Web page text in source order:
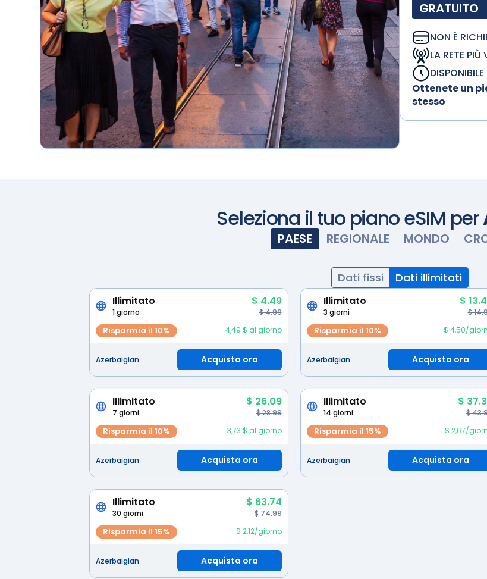
terraferma e il
mare
GRATUITO
NON È
LA RETE PIÙ
Ottenete un
stesso
Seleziona il tuo piano eSIM per
PAESE REGIONALE MONDO
Dati fissi Dati illimitati
Illimitato $ 4.49
1 giorno $ 4.99
Risparmia il 10% 4,49 $ al giorno
Azerbaigian Acquista ora
Illimitato $
3 giorni $
Risparmia il 10% $ 4,50/
Azerbaigian Acquista ora
Illimitato $ 26.09
7 giorni $ 28.99
Risparmia il 10% 3,73 $ al giorno
Azerbaigian Acquista ora
Illimitato $
14 giorni $
Risparmia il 15% $ 2,67/
Azerbaigian Acquista ora
Illimitato $ 63.74
30 giorni $ 74.99
Risparmia il 15% $ 2,12/giorno
Azerbaigian Acquista ora